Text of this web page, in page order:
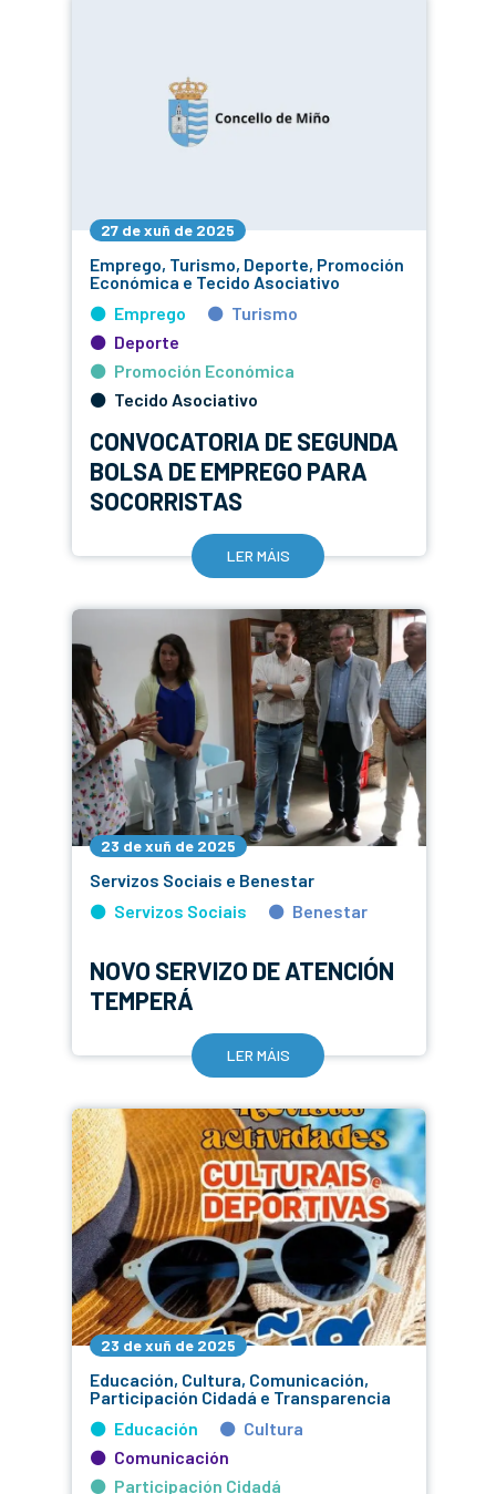
27 de xuñ de 2025
Emprego, Turismo, Deporte, Promoción
Económica e Tecido Asociativo
Emprego
Turismo
Deporte
Promoción Económica
Tecido Asociativo
CONVOCATORIA DE SEGUNDA
BOLSA DE EMPREGO PARA
SOCORRISTAS
LER MÁIS
23 de xuñ de 2025
Servizos Sociais e Benestar
Servizos Sociais
Benestar
NOVO SERVIZO DE ATENCIÓN
TEMPERÁ
LER MÁIS
23 de xuñ de 2025
Educación, Cultura, Comunicación,
Participación Cidadá e Transparencia
Educación
Cultura
Comunicación
Participación Cidadá